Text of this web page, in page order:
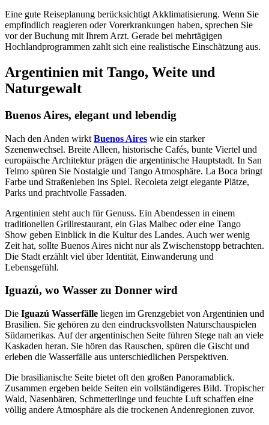
Eine gute Reiseplanung berücksichtigt Akklimatisierung. Wenn Sie
empfindlich reagieren oder Vorerkrankungen haben, sprechen Sie
vor der Buchung mit Ihrem Arzt. Gerade bei mehrtägigen
Hochlandprogrammen zahlt sich eine realistische Einschätzung aus.
Argentinien mit Tango, Weite und
Naturgewalt
Buenos Aires, elegant und lebendig
Nach den Anden wirkt Buenos Aires wie ein starker
Szenenwechsel. Breite Alleen, historische Cafés, bunte Viertel und
europäische Architektur prägen die argentinische Hauptstadt. In San
Telmo spüren Sie Nostalgie und Tango Atmosphäre. La Boca bringt
Farbe und Straßenleben ins Spiel. Recoleta zeigt elegante Plätze,
Parks und prachtvolle Fassaden.
Argentinien steht auch für Genuss. Ein Abendessen in einem
traditionellen Grillrestaurant, ein Glas Malbec oder eine Tango
Show geben Einblick in die Kultur des Landes. Auch wer wenig
Zeit hat, sollte Buenos Aires nicht nur als Zwischenstopp betrachten.
Die Stadt erzählt viel über Identität, Einwanderung und
Lebensgefühl.
Iguazú, wo Wasser zu Donner wird
Die Iguazú Wasserfälle liegen im Grenzgebiet von Argentinien und
Brasilien. Sie gehören zu den eindrucksvollsten Naturschauspielen
Südamerikas. Auf der argentinischen Seite führen Stege nah an viele
Kaskaden heran. Sie hören das Rauschen, spüren die Gischt und
erleben die Wasserfälle aus unterschiedlichen Perspektiven.
Die brasilianische Seite bietet oft den großen Panoramablick.
Zusammen ergeben beide Seiten ein vollständigeres Bild. Tropischer
Wald, Nasenbären, Schmetterlinge und feuchte Luft schaffen eine
völlig andere Atmosphäre als die trockenen Andenregionen zuvor.